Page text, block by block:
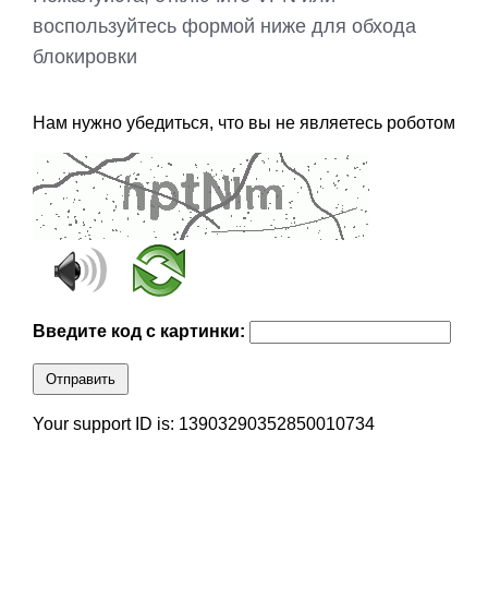
воспользуйтесь формой ниже для обхода
блокировки
Нам нужно убедиться, что вы не являетесь роботом
Введите код с картинки:
Отправить
Your support ID is: 13903290352850010734